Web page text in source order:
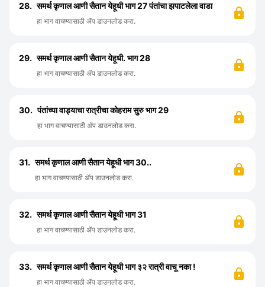
28. समर्थ कृणाल आणी सैतान येहूधी भाग 27 पंतांचा झपाटलेला वाडा
हा भाग वाचण्यासाठी ॲप डाउनलोड करा.
29. समर्थ कृणाल आणी सैतान येहूधी. भाग 28
हा भाग वाचण्यासाठी ॲप डाउनलोड करा.
30. पंतांच्या वाड्याचा रात्रीचा कोहराम सुरु भाग 29
हा भाग वाचण्यासाठी ॲप डाउनलोड करा.
31. समर्थ कृणाल आणी सैतान येहूधी भाग 30..
हा भाग वाचण्यासाठी ॲप डाउनलोड करा.
32. समर्थ कृणाल आणी सैतान येहूधी भाग 31
हा भाग वाचण्यासाठी ॲप डाउनलोड करा.
33. समर्थ कृणाल आणी सैतान येहूधी भाग ३२ रात्री वाचू नका !
हा भाग वाचण्यासाठी ॲप डाउनलोड करा.